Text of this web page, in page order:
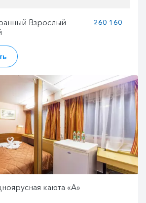
Взрослый
260 160
каюта «А»